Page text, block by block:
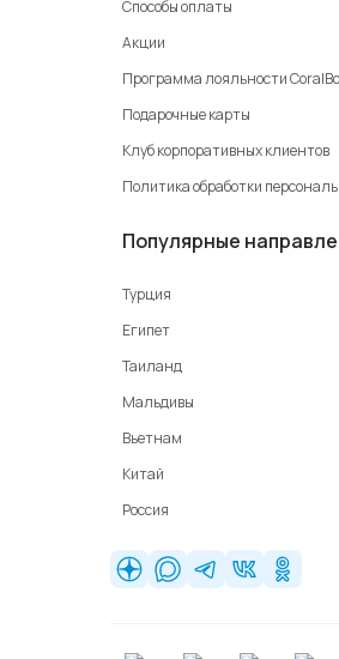
Способы оплаты
Акции
Программа лояльности
Подарочные карты
Клуб корпоративных клиентов
Политика обработки
Популярные
Турция
Египет
Таиланд
Мальдивы
Вьетнам
Китай
Россия